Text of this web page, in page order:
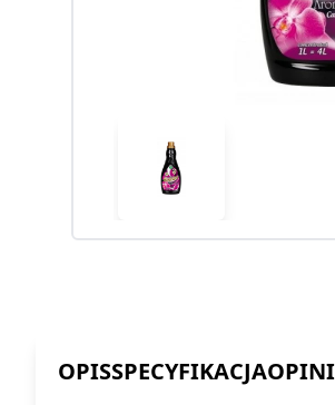
OPISSPECYFIKACJA